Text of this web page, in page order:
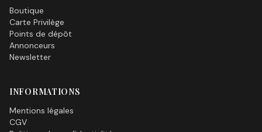
Boutique
Carte Privilège
Points de dépôt
Annonceurs
Newsletter
INFORMATIONS
Mentions légales
CGV